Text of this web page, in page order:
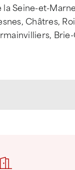
Seine-et-
Châtres,